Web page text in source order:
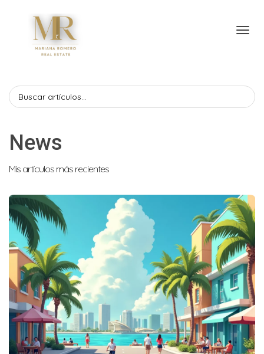
News
Mis artículos más recientes